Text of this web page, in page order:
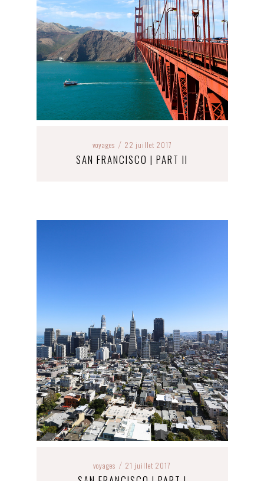
voyages / 22 juillet 2017
SAN FRANCISCO | PART II
voyages / 21 juillet 2017